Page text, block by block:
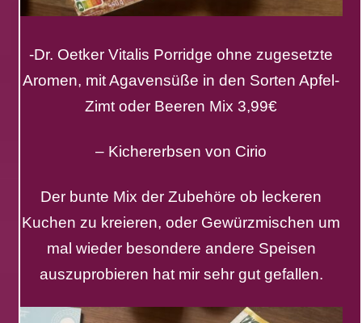
-Dr. Oetker Vitalis Porridge ohne zugesetzte
Aromen, mit Agavensüße in den Sorten Apfel-
Zimt oder Beeren Mix 3,99€
– Kichererbsen von Cirio
Der bunte Mix der Zubehöre ob leckeren
Kuchen zu kreieren, oder Gewürzmischen um
mal wieder besondere andere Speisen
auszuprobieren hat mir sehr gut gefallen.